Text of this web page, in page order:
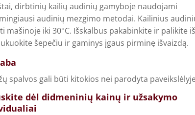
dirbtinių kailių audinių gamyboje naudojami
audinių mezgimo metodai. Kailinius
mašinoje iki 30°C. Išskalbus pakabinkite ir palikite
šepečiu ir gaminys įgaus pirminę išvaizdą.
spalvos gali būti kitokios nei parodyta
dėl didmeninių kainų ir užsakymo